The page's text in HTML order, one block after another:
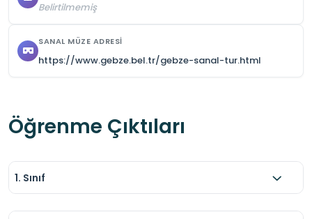
Belirtilmemiş
SANAL MÜZE ADRESI
https://www.gebze.bel.tr/gebze-sanal-tur.html
Öğrenme Çıktıları
1. Sınıf